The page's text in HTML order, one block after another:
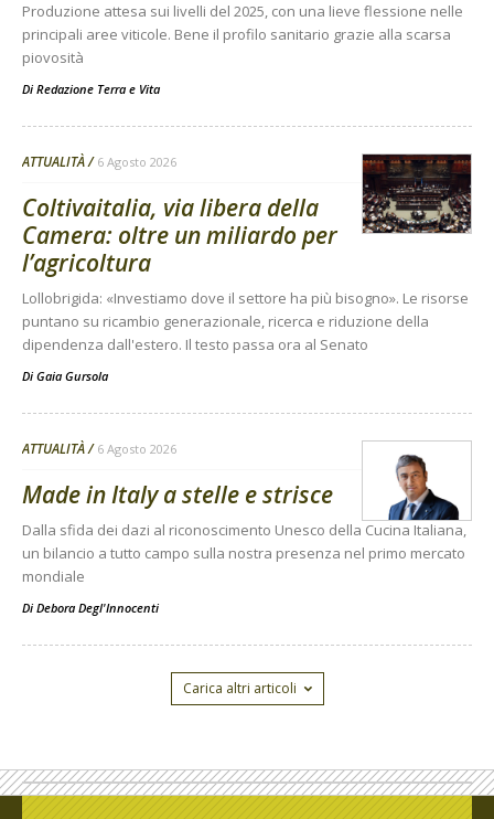
Produzione attesa sui livelli del 2025, con una lieve flessione nelle
principali aree viticole. Bene il profilo sanitario grazie alla scarsa
piovosità
Di Redazione Terra e Vita
ATTUALITÀ 6 Agosto 2026
Coltivaitalia, via libera della
Camera: oltre un miliardo per
l’agricoltura
Lollobrigida: «Investiamo dove il settore ha più bisogno». Le risorse
puntano su ricambio generazionale, ricerca e riduzione della
dipendenza dall'estero. Il testo passa ora al Senato
Di Gaia Gursola
ATTUALITÀ 6 Agosto 2026
Made in Italy a stelle e strisce
Dalla sfida dei dazi al riconoscimento Unesco della Cucina Italiana,
un bilancio a tutto campo sulla nostra presenza nel primo mercato
mondiale
Di Debora Degl'Innocenti
Carica altri articoli